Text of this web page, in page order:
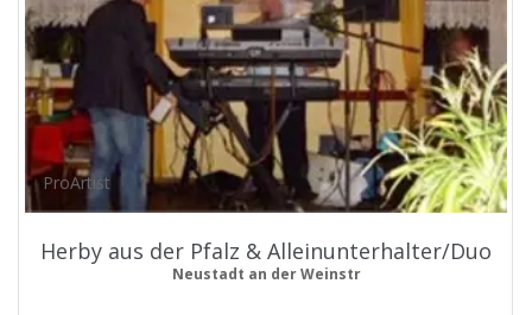
ProArtist
Herby aus der Pfalz & Alleinunterhalter/Duo
Neustadt an der Weinstr